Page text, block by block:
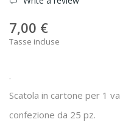
7,00 €
Tasse incluse
.
Scatola in cartone per 1
confezione da 25 pz.